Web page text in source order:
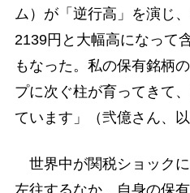
ム）が「逆行高」を演じ
2139円と大幅高になって
もなった。私の保有銘柄
プに次ぐ柱が育ってきて
ています」（弐億さん、
世界中が関税ショック
左往するなか、自身の保